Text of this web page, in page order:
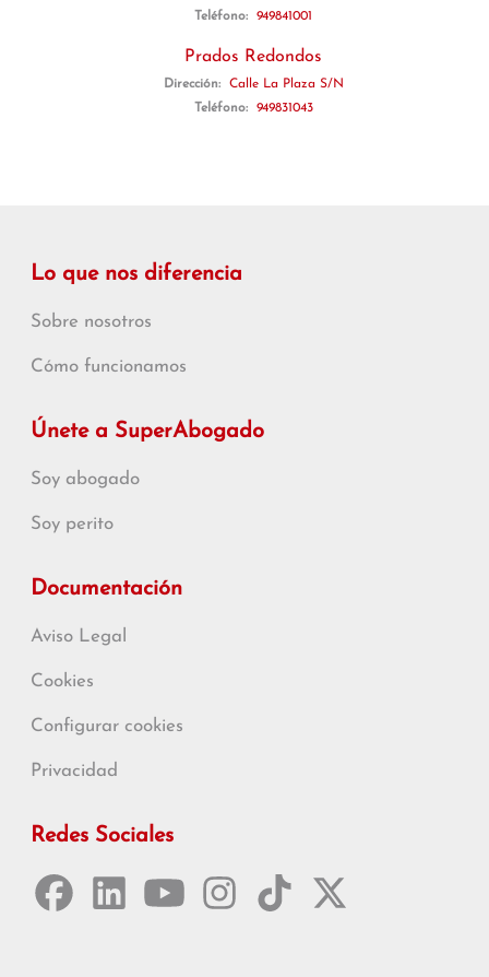
Teléfono:
949841001
Prados Redondos
Dirección:
Calle La Plaza S/N
Teléfono:
949831043
Lo que nos diferencia
Sobre nosotros
Cómo funcionamos
Únete a SuperAbogado
Soy abogado
Soy perito
Documentación
Aviso Legal
Cookies
Configurar cookies
Privacidad
Redes Sociales